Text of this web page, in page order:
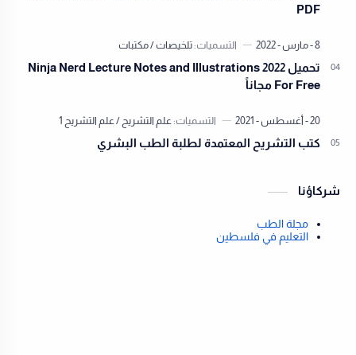
PDF
تحميل Ninja Nerd Lecture Notes and Illustrations 2022
For Free مجاناً
كتب التشريح المعتمدة لطلبة الطب البشري
شركاؤنا
مجلة الطب
التعليم في فلسطين